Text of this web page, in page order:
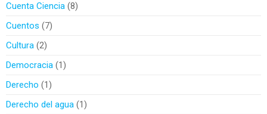
Cuenta Ciencia 8
Cuentos
7
Cultura 2
Democracia 1
Derecho
1
Derecho del agua 1